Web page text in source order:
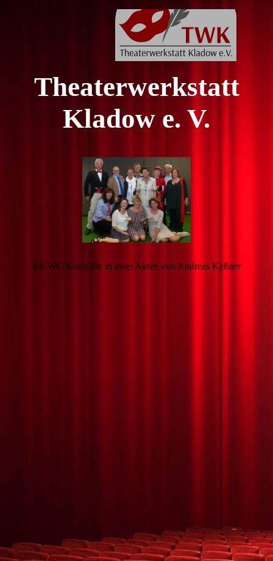
Theaterwerkstatt
Kladow e. V.
Ich-WG Komödie in zwei Akten von Andreas Keßner